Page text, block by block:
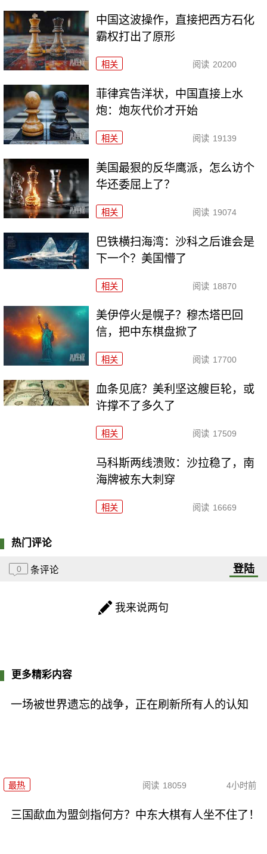
中国这波操作，直接把西方石化
霸权打出了原形
相关 阅读 20200
菲律宾告洋状，中国直接上水
炮：炮灰代价才开始
相关 阅读 19139
美国最狠的反华鹰派，怎么访个
华还委屈上了？
相关 阅读 19074
巴铁横扫海湾：沙科之后谁会是
下一个？美国懵了
相关 阅读 18870
美伊停火是幌子？穆杰塔巴回
信，把中东棋盘掀了
相关 阅读 17700
血条见底？美利坚这艘巨轮，或
许撑不了多久了
相关 阅读 17509
马科斯两线溃败：沙拉稳了，南
海牌被东大刺穿
相关 阅读 16669
热门评论
0 条评论 登陆
我来说两句
更多精彩内容
一场被世界遗忘的战争，正在刷新所有人的认知
最热 阅读 18059 4小时前
三国歃血为盟剑指何方？中东大棋有人坐不住了！